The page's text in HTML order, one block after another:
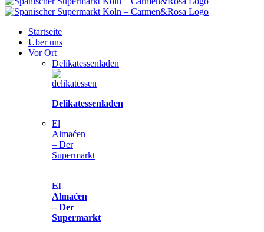
Startseite
Über uns
Vor Ort
Delikatessenladen
Delikatessenladen
El
Almaćen
– Der
Supermarkt
El
Almaćen
– Der
Supermarkt